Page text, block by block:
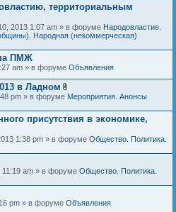
территориальным
2013 1:07 am » в форуме Народовластие.
Народная (некоммерческая)
ПМЖ
am » в форуме Объявления
в Ладном
В
о
ж
н
и
я
pm » в форуме Мероприятия. Анонсы
присутствия в экономике,
1:38 pm » в форуме Общество. Политика.
am » в форуме Общество. Политика.
pm » в форуме Объявления